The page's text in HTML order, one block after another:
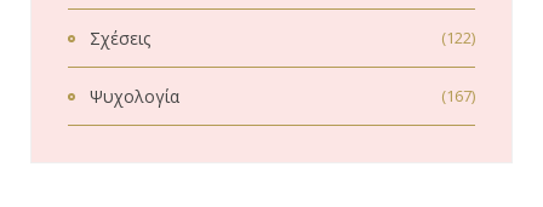
Σχέσεις (122)
Ψυχολογία (167)